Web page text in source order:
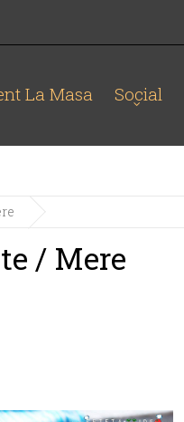
La Masa Social
/ Mere